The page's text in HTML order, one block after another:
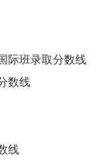
际班录取分数线
数线
线